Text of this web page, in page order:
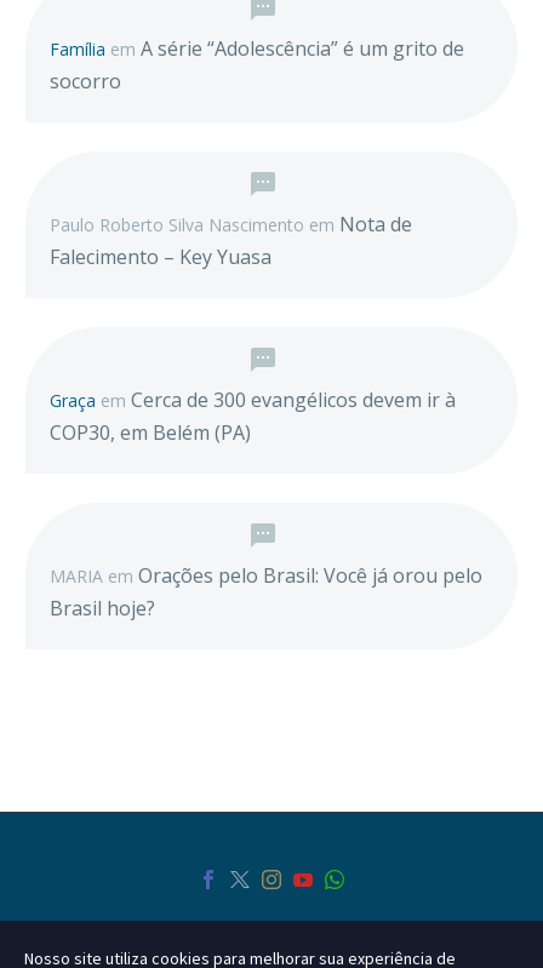
Família em A série “Adolescência” é um grito de
socorro
Paulo Roberto Silva Nascimento em Nota de
Falecimento – Key Yuasa
Graça em Cerca de 300 evangélicos devem ir à
COP30, em Belém (PA)
MARIA em Orações pelo Brasil: Você já orou pelo
Brasil hoje?
Nosso site utiliza cookies para melhorar sua experiência de